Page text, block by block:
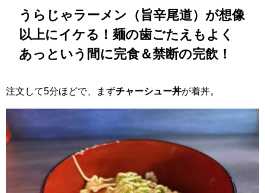
うらじゃラーメン（旨辛尾道）が想像
以上にイケる！麺の歯ごたえもよく
あっという間に完食＆禁断の完飲！
注文して5分ほどで、まずチャーシュー丼が着丼。